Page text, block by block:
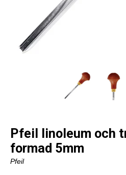
Pfeil linoleum och
formad 5mm
Pfeil